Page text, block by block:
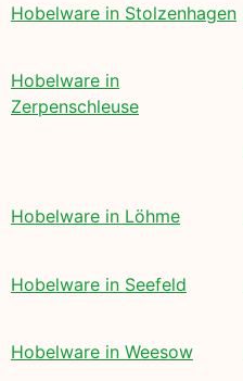
Hobelware in Stolzenhagen
Hobelware in
Zerpenschleuse
Hobelware in Löhme
Hobelware in Seefeld
Hobelware in Weesow